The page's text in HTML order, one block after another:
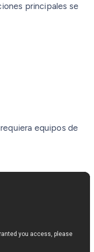
principales se
equipos de